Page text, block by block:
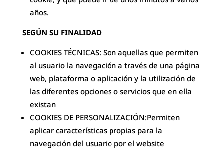
años.
SEGÚN SU FINALIDAD
COOKIES TÉCNICAS: Son aquellas que permiten
al usuario la navegación a través de una página
web, plataforma o aplicación y la utilización de
las diferentes opciones o servicios que en ella
existan
COOKIES DE PERSONALIZACIÓN:Permiten
aplicar características propias para la
navegación del usuario por el website